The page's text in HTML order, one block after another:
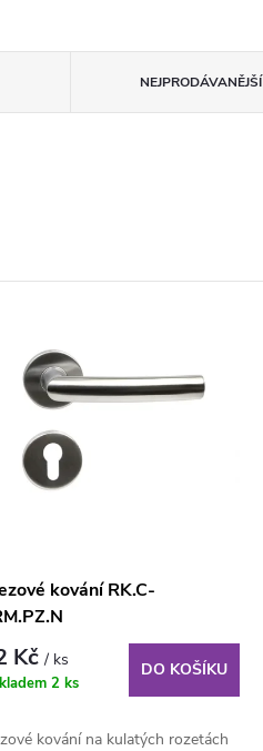
NEJPRODÁVANĚJŠÍ
kování RK.C-
Kč/ ks
2 ks
DO KOŠÍKU
kování na kulatých rozetách